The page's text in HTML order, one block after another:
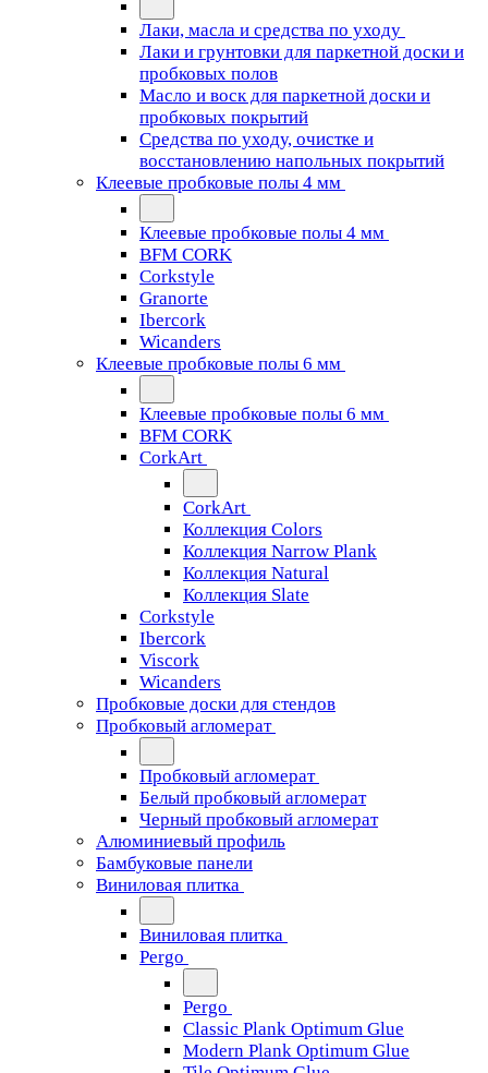
Лаки, масла и средства по уходу
Лаки и грунтовки для паркетной доски и
пробковых полов
Масло и воск для паркетной доски и
пробковых покрытий
Средства по уходу, очистке и
восстановлению напольных покрытий
Клеевые пробковые полы 4 мм
Клеевые пробковые полы 4 мм
BFM CORK
Corkstyle
Granorte
Ibercork
Wicanders
Клеевые пробковые полы 6 мм
Клеевые пробковые полы 6 мм
BFM CORK
CorkArt
CorkArt
Коллекция Colors
Коллекция Narrow Plank
Коллекция Natural
Коллекция Slate
Corkstyle
Ibercork
Viscork
Wicanders
Пробковые доски для стендов
Пробковый агломерат
Пробковый агломерат
Белый пробковый агломерат
Черный пробковый агломерат
Алюминиевый профиль
Бамбуковые панели
Виниловая плитка
Виниловая плитка
Pergo
Pergo
Classic Plank Optimum Glue
Modern Plank Optimum Glue